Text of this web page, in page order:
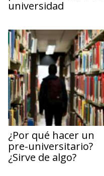
universidad
¿Por qué hacer un
pre-universitario?
¿Sirve de algo?